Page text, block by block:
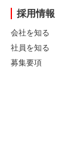
採用情報
会社を知る
社員を知る
募集要項